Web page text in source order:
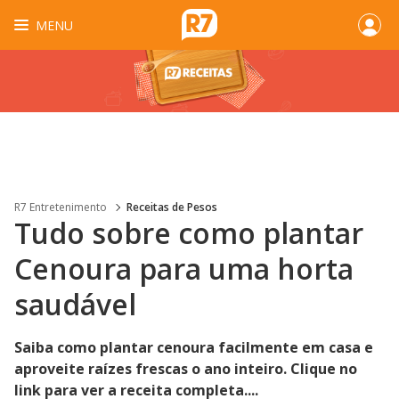
MENU
R7 Entretenimento Receitas de Pesos
Tudo sobre como plantar
Cenoura para uma horta
saudável
Saiba como plantar cenoura facilmente em casa e
aproveite raízes frescas o ano inteiro. Clique no
link para ver a receita completa....